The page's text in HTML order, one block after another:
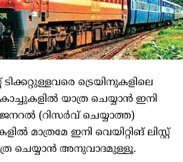
ടിക്കറ്റുള്ളവരെ ട്രെയിനുകളിലെ
യാത്ര ചെയ്യാൻ ഇനി
(റിസർവ് ചെയ്യാത്ത)
മാത്രമേ ഇനി വെയിറ്റിങ് ലിസ്റ്റ്
ചെയ്യാൻ അനുവാദമുള്ളൂ.